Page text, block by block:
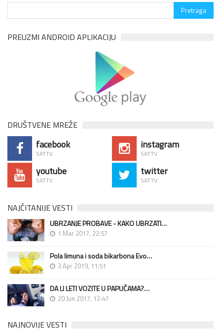
PREUZMI ANDROID APLIKACIJU
DRUŠTVENE MREŽE
facebook
SATTV
instagram
SATTV
youtube
SATTV
twitter
SATTV
NAJČITANIJE VESTI
UBRZANJE PROBAVE - KAKO UBRZATI…
1 Mar 2017, 22:57
Pola limuna i soda bikarbona Evo…
3 Apr 2019, 11:51
DA LI LETI VOZITE U PAPUČAMA?…
20 Jun 2017, 12:47
NAJNOVIJE VESTI